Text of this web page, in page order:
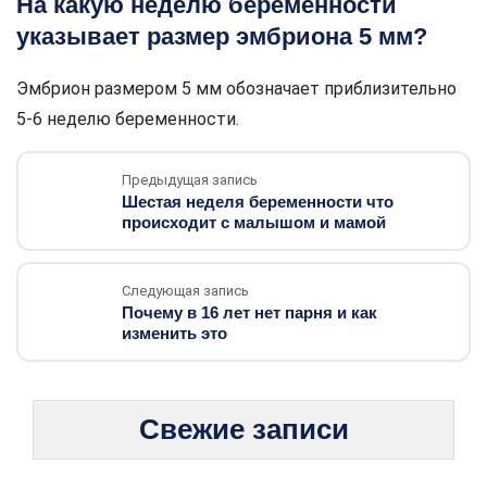
указывает размер эмбриона 5 мм?
Эмбрион размером 5 мм обозначает приблизительно
5-6 неделю беременности.
Предыдущая запись
Шестая неделя беременности что
происходит с малышом и мамой
Следующая запись
Почему в 16 лет нет парня и как
изменить это
Свежие записи